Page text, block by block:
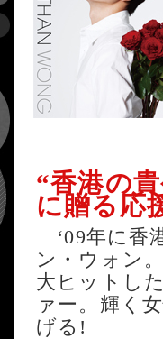
“香港の
に贈る応
‘09年に香
ン・ウォン
大ヒットし
ァー。輝く
げる!